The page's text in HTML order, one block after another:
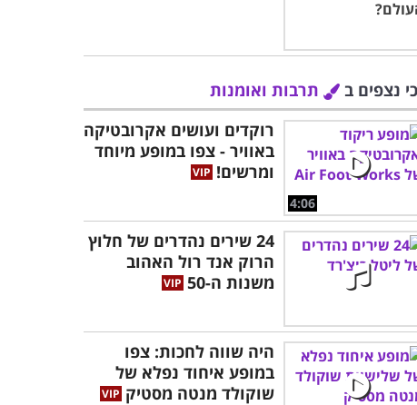
נצפים ב תרבות ואומנות
4:06
רוקדים ועושים אקרובטיקה
באוויר - צפו במופע מיוחד
ומרשים!
24 שירים נהדרים של חלוץ
הרוק אנד רול האהוב
משנות ה-50
היה שווה לחכות: צפו
במופע איחוד נפלא של
שוקולד מנטה מסטיק